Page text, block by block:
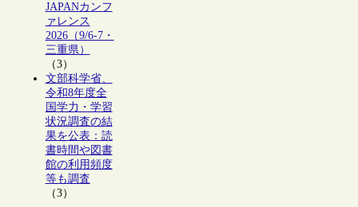
JAPANカンフ
ァレンス
2026（9/6-7・
三重県）
（3）
文部科学省、
令和8年度全
国学力・学習
状況調査の結
果を公表：読
書時間や図書
館の利用頻度
等も調査
（3）